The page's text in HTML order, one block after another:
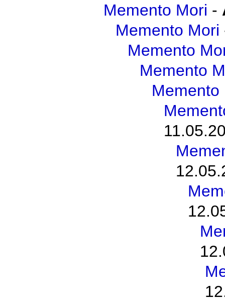
Memento Mori -
Memento Mori
Memento
Memento
Memento